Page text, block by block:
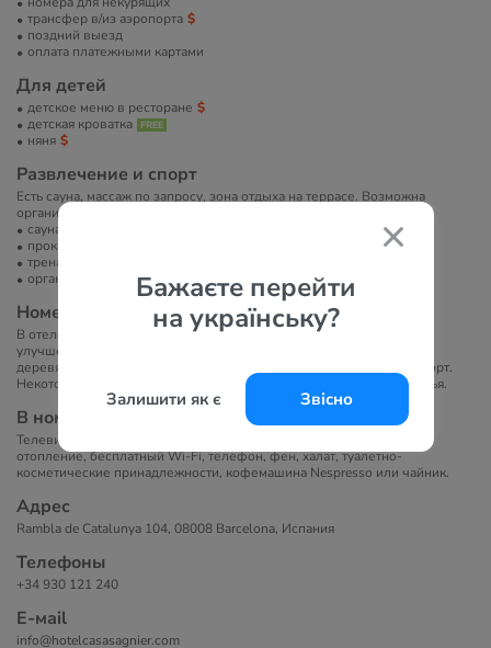
Бажаєте перейти
на українську?
Залишити як є Звісно
трансфер в/из аэропорта
поздний выезд
оплата платежными картами
Для детей
детское меню в ресторане
детская кроватка
няня
Развлечение и спорт
Есть сауна, массаж по запросу, зона отдыха на террасе. Возможна
организация экскурсий и прогулок по городу.
сауна/баня/хамам
прокат велосипедов
тренажерный зал
организация экскурсий
Номера
В отеле 51 номер различных категорий, включая стандартные,
улучшенные и люксы. Интерьер выполнен в светлых тонах с
деревянным полом, современными деталями и акцентом на комфорт.
Некоторые номера имеют балконы с видом на Рамбла-де-Каталунья.
В номерах
Телевизор с плоским экраном, мини-бар, сейф, кондиционер,
отопление, бесплатный Wi-Fi, телефон, фен, халат, туалетно-
косметические принадлежности, кофемашина Nespresso или чайник.
Адрес
Rambla de Catalunya 104, 08008 Barcelona, Испания
Телефоны
+34 930 121 240
Е-маil
info@hotelcasasagnier.com